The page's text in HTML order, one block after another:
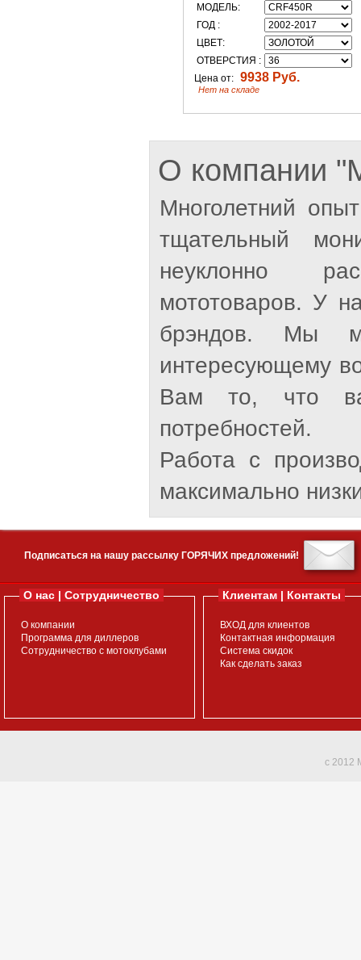
МОДЕЛЬ:
ГОД :
ЦВЕТ:
ОТВЕРСТИЯ :
Цена от: 9938 Руб.
Нет на складе
О компании
Многолетний
тщательный
неуклонно
мототоваров. У
брэндов. Мы
интересующему
Вам то, что
потребностей.
Работа с
максимально
Подписаться на нашу рассылку ГОРЯЧИХ предложений!
О нас | Сотрудничество
О компании
Программа для диллеров
Сотрудничество с мотоклубами
Клиентам | Контакты
ВХОД для клиентов
Контактная информация
Система скидок
Как сделать заказ
c 2012